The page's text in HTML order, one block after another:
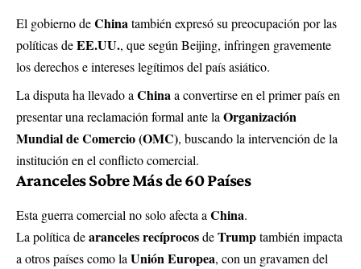
El gobierno deChinatambién expresó su preocupación por las
políticas deEE.UU., que según Beijing, infringen gravemente
los derechos e intereses legítimos del país asiático.
La disputa ha llevado a Chinaa convertirse en el primer país en
presentar una reclamación formal ante la Organización
Mundial de Comercio (OMC), buscando la intervención de la
institución en el conflicto comercial.
Aranceles Sobre Más de 60 Países
Esta guerra comercial no solo afecta aChina.
La política dearanceles recíprocosdeTrumptambién impacta
a otros países como laUnión Europea, con un gravamen del